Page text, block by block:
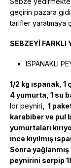
geçirin pazara
tarifler yaratmaya
SEBZEYİ FARKLI
ISPANAKLI
1/2 kg ıspanak 1
4 yumurta 1 su
lor peyniri
1
karabiber ve pul
yumurtaları
ince kıyılmış
Sonra yağlanmış
peynirini serpip